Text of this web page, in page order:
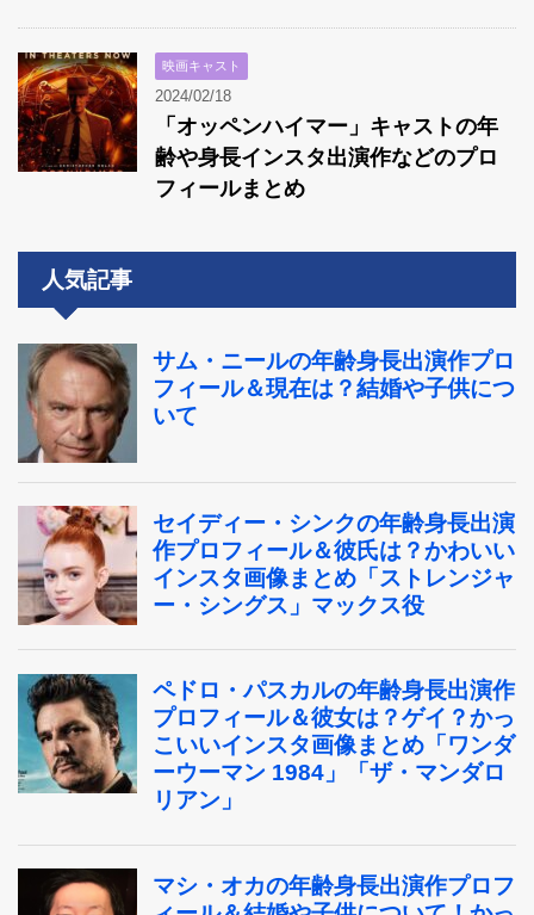
映画キャスト
2024/02/18
「オッペンハイマー」キャストの年
齢や身長インスタ出演作などのプロ
フィールまとめ
人気記事